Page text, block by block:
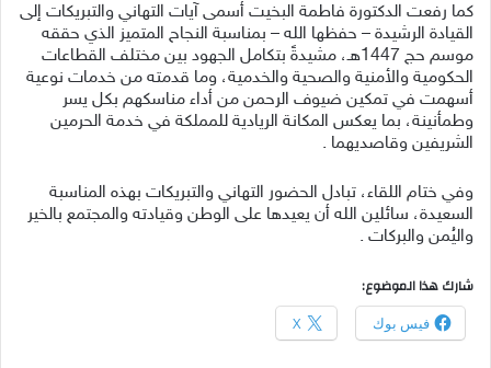
كما رفعت الدكتورة فاطمة البخيت أسمى آيات التهاني والتبريكات إلى
القيادة الرشيدة – حفظها الله – بمناسبة النجاح المتميز الذي حققه
موسم حج 1447هـ، مشيدةً بتكامل الجهود بين مختلف القطاعات
الحكومية والأمنية والصحية والخدمية، وما قدمته من خدمات نوعية
أسهمت في تمكين ضيوف الرحمن من أداء مناسكهم بكل يسر
وطمأنينة، بما يعكس المكانة الريادية للمملكة في خدمة الحرمين
الشريفين وقاصديهما .
وفي ختام اللقاء، تبادل الحضور التهاني والتبريكات بهذه المناسبة
السعيدة، سائلين الله أن يعيدها على الوطن وقيادته والمجتمع بالخير
واليُمن والبركات .
شارك هذا الموضوع:
فيس بوك X